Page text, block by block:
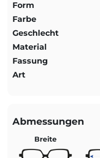
Form
Farbe
Geschlecht
Material
Fassung
Art
Abmessungen
Breite